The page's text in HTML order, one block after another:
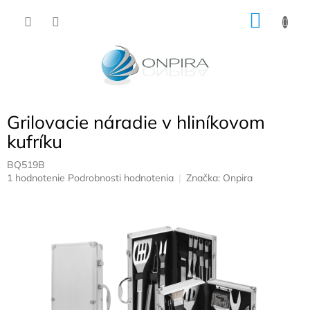
Grilovacie náradie v hliníkovom
kufríku
BQ519B
Priemerné
1 hodnotenie Podrobnosti hodnotenia Značka: Onpira